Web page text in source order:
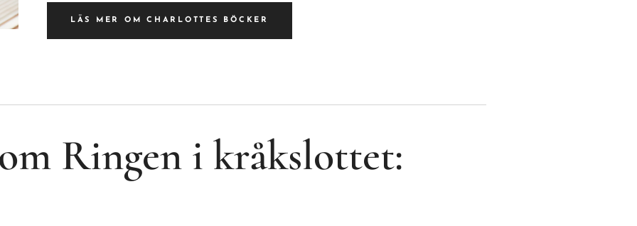
LÄS MER OM CHARLOTTES BÖCKER
Ringen i kråkslottet: